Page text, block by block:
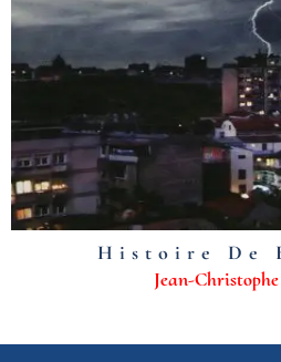
Histoire De
Jean-